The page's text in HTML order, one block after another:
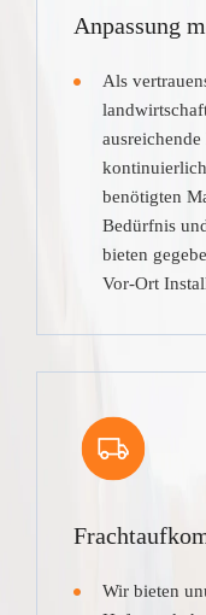
Anpassung
Als
benötigten
Bedürfnis
bieten
Vor-Ort
Wir bieten